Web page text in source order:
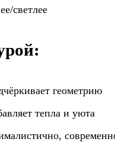
светлее
геометрию
тепла и уюта